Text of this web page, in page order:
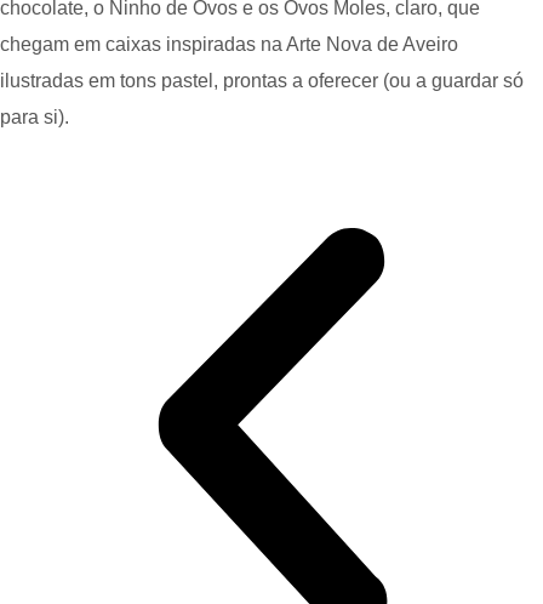
chocolate, o Ninho de Ovos e os Ovos Moles, claro, que
chegam em caixas inspiradas na Arte Nova de Aveiro
ilustradas em tons pastel, prontas a oferecer (ou a guardar só
para si).